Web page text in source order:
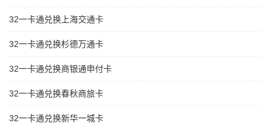
32一卡通兑换上海交通卡
32一卡通兑换杉德万通卡
32一卡通兑换商银通申付卡
32一卡通兑换春秋商旅卡
32一卡通兑换新华一城卡